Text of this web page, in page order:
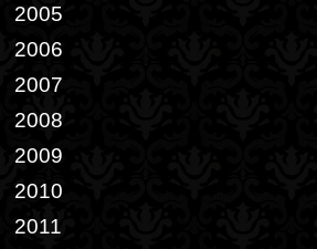
2005
2006
2007
2008
2009
2010
2011